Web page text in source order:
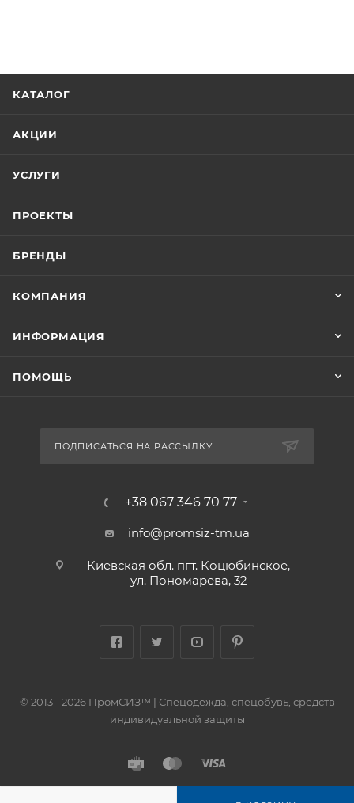
КАТАЛОГ
АКЦИИ
УСЛУГИ
ПРОЕКТЫ
БРЕНДЫ
КОМПАНИЯ
ИНФОРМАЦИЯ
ПОМОЩЬ
ПОДПИСАТЬСЯ НА РАССЫЛКУ
+38 067 346 70 77
info@promsiz-tm.ua
Киевская обл. пгт. Коцюбинское,
ул. Пономарева, 32
© 2013 - 2026 ПромСИЗ™ | Спецодежда, спецобувь, средств
индивидуальной защиты